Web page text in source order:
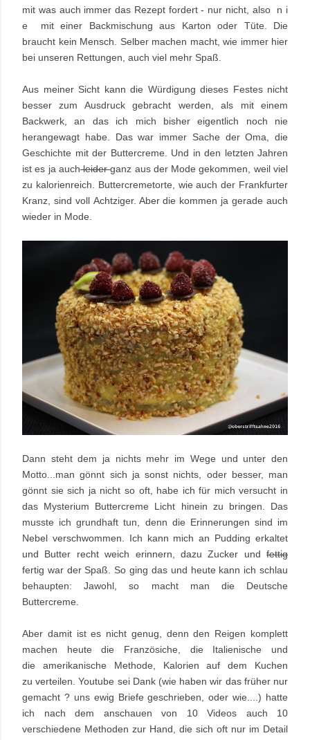
mit was auch immer das Rezept fordert - nur nicht, also n i
e mit einer Backmischung aus Karton oder Tüte. Die
braucht kein Mensch. Selber machen macht, wie immer hier
bei unseren Rettungen, auch viel mehr Spaß.
Aus meiner Sicht kann die Würdigung dieses Festes nicht
besser zum Ausdruck gebracht werden, als mit einem
Backwerk, an das ich mich bisher eigentlich noch nie
herangewagt habe. Das war immer Sache der Oma, die
Geschichte mit der Buttercreme. Und in den letzten Jahren
ist es ja auchleiderganz aus der Mode gekommen, weil viel
zu kalorienreich. Buttercremetorte, wie auch der Frankfurter
Kranz, sind voll Achtziger. Aber die kommen ja gerade auch
wieder in Mode.
Dann steht dem ja nichts mehr im Wege und unter den
Motto...man gönnt sich ja sonst nichts, oder besser, man
gönnt sie sich ja nicht so oft, habe ich für mich versucht in
das Mysterium Buttercreme Licht hinein zu bringen. Das
musste ich grundhaft tun, denn die Erinnerungen sind im
Nebel verschwommen. Ich kann mich an Pudding erkaltet
und Butter recht weich erinnern, dazu Zucker und fettig
fertig war der Spaß. So ging das und heute kann ich schlau
behaupten: Jawohl, so macht man die Deutsche
Buttercreme.
Aber damit ist es nicht genug, denn den Reigen komplett
machen heute die Französiche, die Italienische und
die amerikanische Methode, Kalorien auf dem Kuchen
zu verteilen. Youtube sei Dank (wie haben wir das früher nur
gemacht ? uns ewig Briefe geschrieben, oder wie....) hatte
ich nach dem anschauen von 10 Videos auch 10
verschiedene Methoden zur Hand, die sich oft nur im Detail